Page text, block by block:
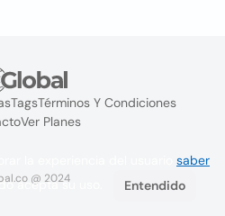
TagsTérminos Y Condiciones
Ver Planes
@ 2024
saber
acepta su uso. Entendido